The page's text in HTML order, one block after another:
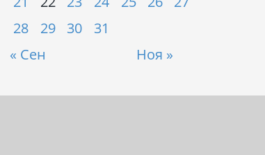
« Сен Ноя »
28
29 30 31